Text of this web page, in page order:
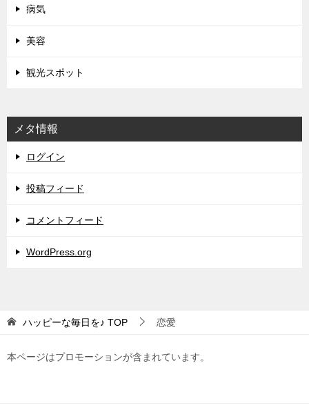
病気
美容
観光スポット
メタ情報
ログイン
投稿フィード
コメントフィード
WordPress.org
ハッピーな毎日を♪ TOP 恋愛
本ページはプロモーションが含まれています。